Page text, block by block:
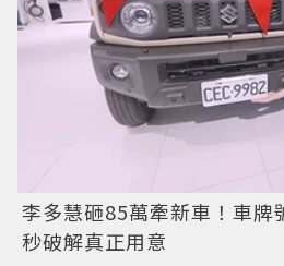
李多慧砸85萬牽新車！車
秒破解真正用意